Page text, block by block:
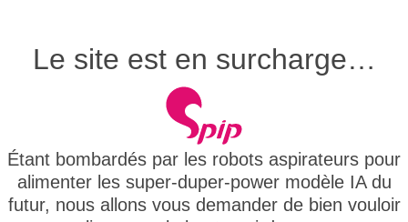
Le site est en surcharge…
Étant bombardés par les robots aspirateurs pour
alimenter les super-duper-power modèle IA du
futur, nous allons vous demander de bien vouloir